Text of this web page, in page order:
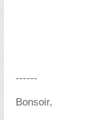
------
Bonsoir,